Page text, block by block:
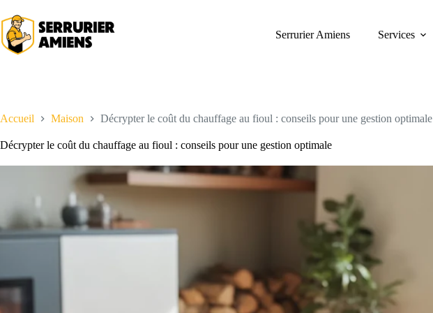
au
contenu
Serrurier Amiens Services
Accueil Maison Décrypter le coût du chauffage au fioul : conseils pour une gestion optimale
Décrypter le coût du chauffage au fioul : conseils pour une gestion optimale